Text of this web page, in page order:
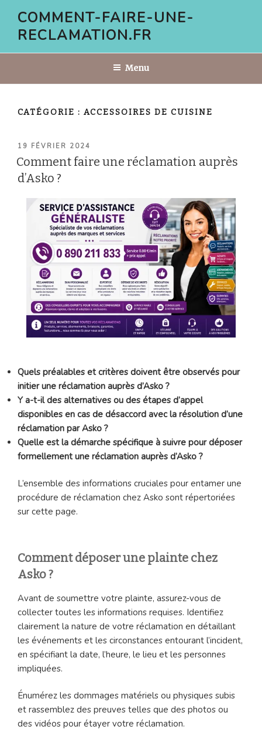
contenu
COMMENT-FAIRE-UNE-
RECLAMATION.FR
Menu
CATÉGORIE : ACCESSOIRES DE CUISINE
PUBLIÉ
LE
19 FÉVRIER 2024
Comment faire une réclamation auprès
d’Asko ?
Quels préalables et critères doivent être observés pour
initier une réclamation auprès d’Asko ?
Y a-t-il des alternatives ou des étapes d’appel
disponibles en cas de désaccord avec la résolution d’une
réclamation par Asko ?
Quelle est la démarche spécifique à suivre pour déposer
formellement une réclamation auprès d’Asko ?
L’ensemble des informations cruciales pour entamer une
procédure de réclamation chez Asko sont répertoriées
sur cette page.
Comment déposer une plainte chez
Asko ?
Avant de soumettre votre plainte, assurez-vous de
collecter toutes les informations requises. Identifiez
clairement la nature de votre réclamation en détaillant
les événements et les circonstances entourant l’incident,
en spécifiant la date, l’heure, le lieu et les personnes
impliquées.
Énumérez les dommages matériels ou physiques subis
et rassemblez des preuves telles que des photos ou
des vidéos pour étayer votre réclamation.